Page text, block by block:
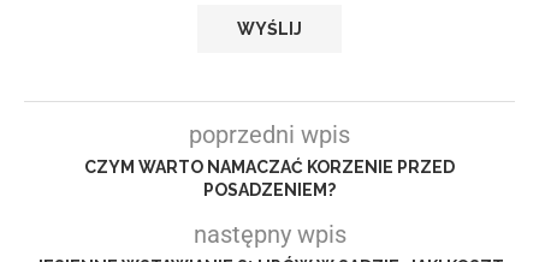
poprzedni wpis
CZYM WARTO NAMACZAĆ KORZENIE PRZED
POSADZENIEM?
następny wpis